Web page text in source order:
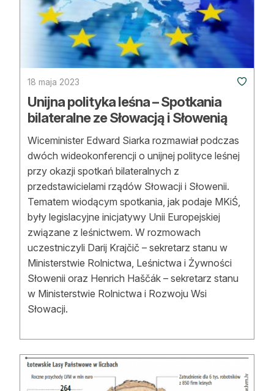
18 maja 2023
Unijna polityka leśna – Spotkania
bilateralne ze Słowacją i Słowenią
Wiceminister Edward Siarka rozmawiał podczas
dwóch wideokonferencji o unijnej polityce leśnej
przy okazji spotkań bilateralnych z
przedstawicielami rządów Słowacji i Słowenii.
Tematem wiodącym spotkania, jak podaje MKiŚ,
były legislacyjne inicjatywy Unii Europejskiej
związane z leśnictwem. W rozmowach
uczestniczyli Darij Krajčič – sekretarz stanu w
Ministerstwie Rolnictwa, Leśnictwa i Żywności
Słowenii oraz Henrich Haščák – sekretarz stanu
w Ministerstwie Rolnictwa i Rozwoju Wsi
Słowacji.